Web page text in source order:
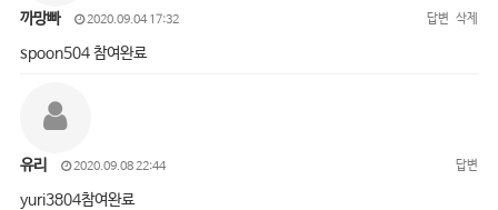
까망빠 2020.09.04 17:32 답변 삭제
spoon504 참여완료
유리 2020.09.08 22:44 답변
yuri3804참여완료